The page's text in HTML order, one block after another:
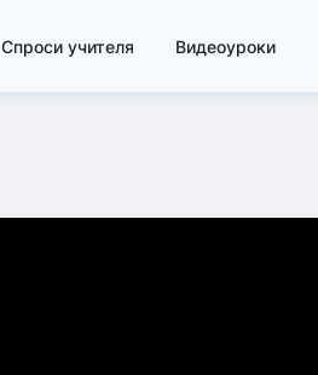
Спроси учителя Видеоуроки